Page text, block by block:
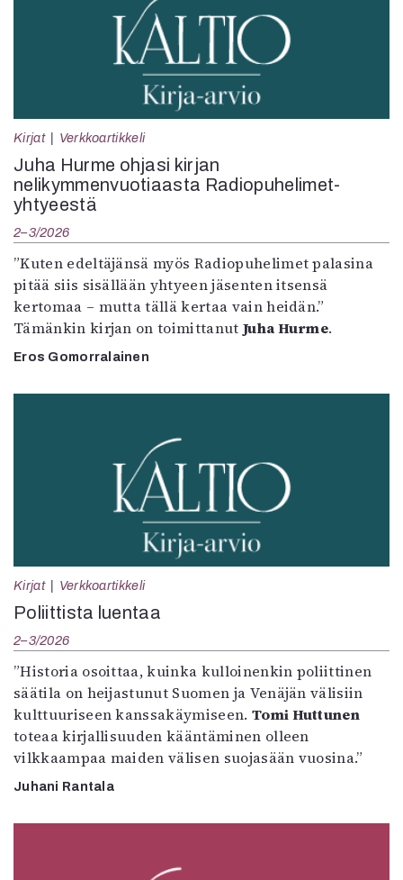
Kirjat Verkkoartikkeli
Juha Hurme ohjasi kirjan
nelikymmenvuotiaasta Radiopuhelimet-
yhtyeestä
2–3/2026
”Kuten edeltäjänsä myös Radiopuhelimet palasina
pitää siis sisällään yhtyeen jäsenten itsensä
kertomaa – mutta tällä kertaa vain heidän.”
Tämänkin kirjan on toimittanut Juha Hurme.
Eros Gomorralainen
Kirjat Verkkoartikkeli
Poliittista luentaa
2–3/2026
”Historia osoittaa, kuinka kulloinenkin poliittinen
säätila on heijastunut Suomen ja Venäjän välisiin
kulttuuriseen kanssakäymiseen. Tomi Huttunen
toteaa kirjallisuuden kääntäminen olleen
vilkkaampaa maiden välisen suojasään vuosina.”
Juhani Rantala